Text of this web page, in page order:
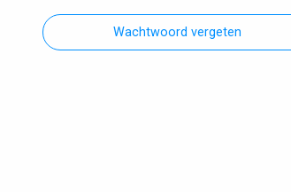
Wachtwoord vergeten